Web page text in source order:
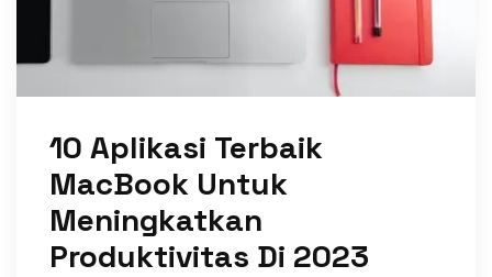
10 Aplikasi Terbaik
MacBook Untuk
Meningkatkan
Produktivitas Di 2023